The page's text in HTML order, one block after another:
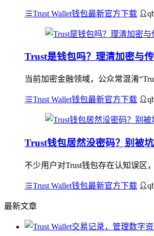
Trust Wallet钱包最新官方下载
Trust是钱包吗？理清加密与
当前加密金融领域，公众常混淆
Trust Wallet钱包最新官方下载
Trust钱包居然没密码？别被
不少用户对Trust钱包存在认知误区
Trust Wallet钱包最新官方下载
最新文章